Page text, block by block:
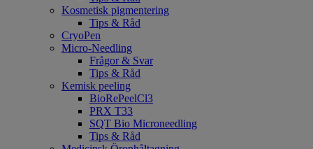
Kosmetisk pigmentering
Tips & Råd
CryoPen
Micro-Needling
Frågor & Svar
Tips & Råd
Kemisk peeling
BioRePeelCl3
PRX T33
SQT Bio Microneedling
Tips & Råd